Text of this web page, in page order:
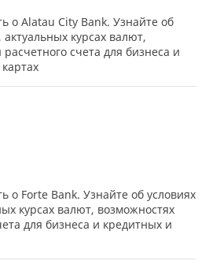
о Alatau City Bank. Узнайте об
курсах валют,
счета для бизнеса и
о Forte Bank. Узнайте об условиях
курсах валют, возможностях
для бизнеса и кредитных и